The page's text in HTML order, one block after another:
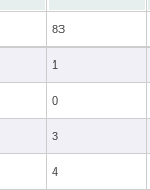
83
1
0
3
4